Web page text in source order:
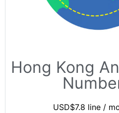
Hong Kong
USD$7.8 line /